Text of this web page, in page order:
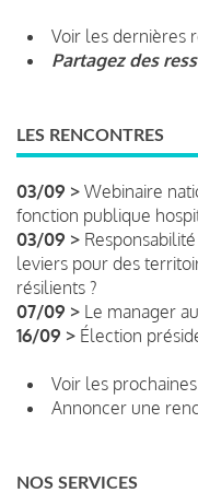
Voir les dernières
Partagez des
LES RENCONTRES
03/09 > Webinaire
fonction publique
03/09 >
leviers pour des
résilients ?
07/09 > Le manager
16/09 > Élection
Voir les
Annoncer une
NOS SERVICES